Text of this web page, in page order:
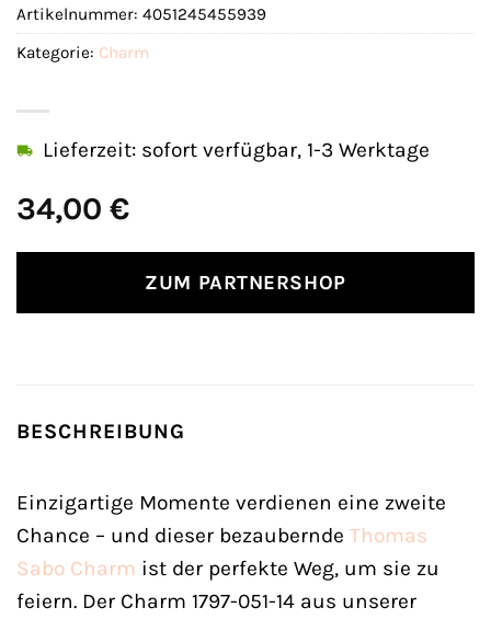
34,00 €
Lieferzeit: sofort verfügbar, 1-3 Werktage
ZUM PARTNERSHOP
Artikelnummer: 4051245455939
Kategorie: Charm
BESCHREIBUNG
Einzigartige Momente verdienen eine zweite
Chance – und dieser bezaubernde Thomas
Sabo Charm ist der perfekte Weg, um sie zu
feiern. Der Charm 1797-051-14 aus unserer